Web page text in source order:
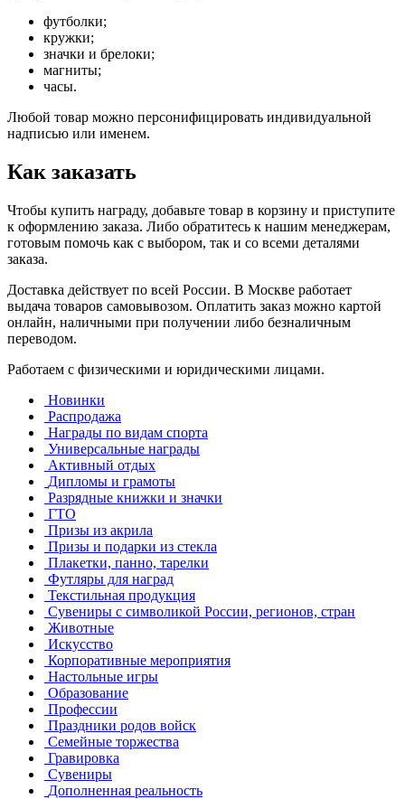
футболки;
кружки;
значки и брелоки;
магниты;
часы.
Любой товар можно персонифицировать индивидуальной
надписью или именем.
Как заказать
Чтобы купить награду, добавьте товар в корзину и приступите
к оформлению заказа. Либо обратитесь к нашим менеджерам,
готовым помочь как с выбором, так и со всеми деталями
заказа.
Доставка действует по всей России. В Москве работает
выдача товаров самовывозом. Оплатить заказ можно картой
онлайн, наличными при получении либо безналичным
переводом.
Работаем с физическими и юридическими лицами.
Новинки
Распродажа
Награды по видам спорта
Универсальные награды
Активный отдых
Дипломы и грамоты
Разрядные книжки и значки
ГТО
Призы из акрила
Призы и подарки из стекла
Плакетки, панно, тарелки
Футляры для наград
Текстильная продукция
Сувениры с символикой России, регионов, стран
Животные
Искусство
Корпоративные мероприятия
Настольные игры
Образование
Профессии
Праздники родов войск
Семейные торжества
Гравировка
Сувениры
Дополненная реальность